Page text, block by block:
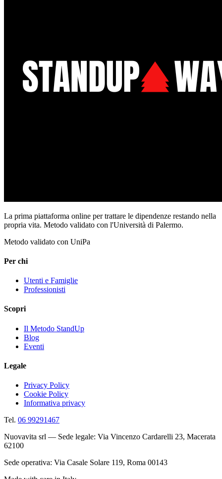
La prima piattaforma online per trattare le dipendenze restando nella
propria vita. Metodo validato con l'Università di Palermo.
Metodo validato con UniPa
Per chi
Utenti e Famiglie
Professionisti
Scopri
Il Metodo StandUp
Blog
Eventi
Legale
Privacy Policy
Cookie Policy
Informativa privacy
Tel. 06 99291467
Nuovavita srl — Sede legale: Via Vincenzo Cardarelli 23, Macerata
62100
Sede operativa: Via Casale Solare 119, Roma 00143